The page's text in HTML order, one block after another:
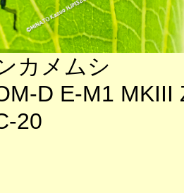
カメムシ
D E-M1 MKIII
20